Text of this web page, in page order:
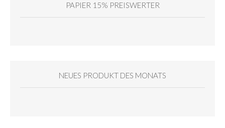
PAPIER 15% PREISWERTER
NEUES PRODUKT DES MONATS